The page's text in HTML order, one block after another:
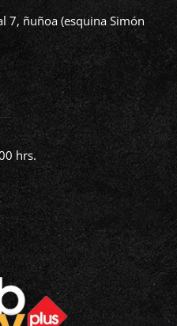
7, ñuñoa (esquina Simón
hrs.